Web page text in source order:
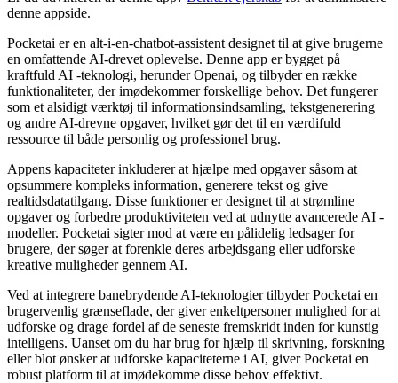
denne appside.
Pocketai er en alt-i-en-chatbot-assistent designet til at give brugerne
en omfattende AI-drevet oplevelse. Denne app er bygget på
kraftfuld AI -teknologi, herunder Openai, og tilbyder en række
funktionaliteter, der imødekommer forskellige behov. Det fungerer
som et alsidigt værktøj til informationsindsamling, tekstgenerering
og andre AI-drevne opgaver, hvilket gør det til en værdifuld
ressource til både personlig og professionel brug.
Appens kapaciteter inkluderer at hjælpe med opgaver såsom at
opsummere kompleks information, generere tekst og give
realtidsdatatilgang. Disse funktioner er designet til at strømline
opgaver og forbedre produktiviteten ved at udnytte avancerede AI -
modeller. Pocketai sigter mod at være en pålidelig ledsager for
brugere, der søger at forenkle deres arbejdsgang eller udforske
kreative muligheder gennem AI.
Ved at integrere banebrydende AI-teknologier tilbyder Pocketai en
brugervenlig grænseflade, der giver enkeltpersoner mulighed for at
udforske og drage fordel af de seneste fremskridt inden for kunstig
intelligens. Uanset om du har brug for hjælp til skrivning, forskning
eller blot ønsker at udforske kapaciteterne i AI, giver Pocketai en
robust platform til at imødekomme disse behov effektivt.